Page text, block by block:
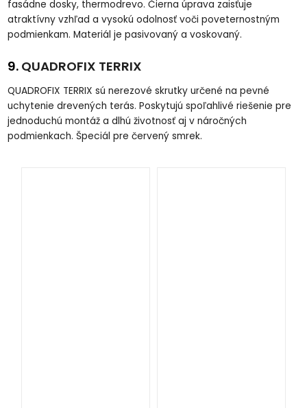
fasádne dosky, thermodrevo. Čierna úprava zaisťuje
atraktívny vzhľad a vysokú odolnosť voči poveternostným
podmienkam. Materiál je pasivovaný a voskovaný.
9. QUADROFIX TERRIX
QUADROFIX TERRIX sú nerezové skrutky určené na pevné
uchytenie drevených terás. Poskytujú spoľahlivé riešenie pre
jednoduchú montáž a dlhú životnosť aj v náročných
podmienkach. Špeciál pre červený smrek.